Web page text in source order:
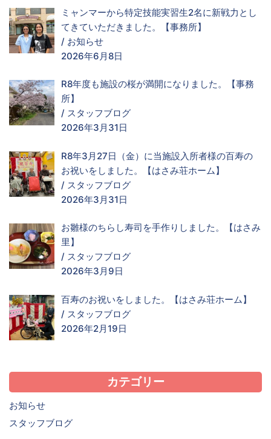
ミャンマーから特定技能実習生2名に新戦力とし
てきていただきました。【事務所】
/ お知らせ
2026年6月8日
R8年度も施設の桜が満開になりました。【事務
所】
/ スタッフブログ
2026年3月31日
R8年3月27日（金）に当施設入所者様の百寿の
お祝いをしました。【はさみ荘ホーム】
/ スタッフブログ
2026年3月31日
お雛様のちらし寿司を手作りしました。【はさみ
里】
/ スタッフブログ
2026年3月9日
百寿のお祝いをしました。【はさみ荘ホーム】
/ スタッフブログ
2026年2月19日
カテゴリー
お知らせ
スタッフブログ